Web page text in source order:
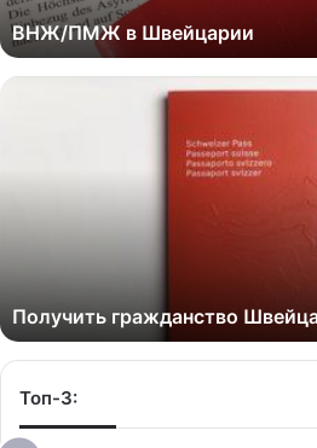
ВНЖ/ПМЖ в Швейцарии
Получить гражданство
Топ-3: